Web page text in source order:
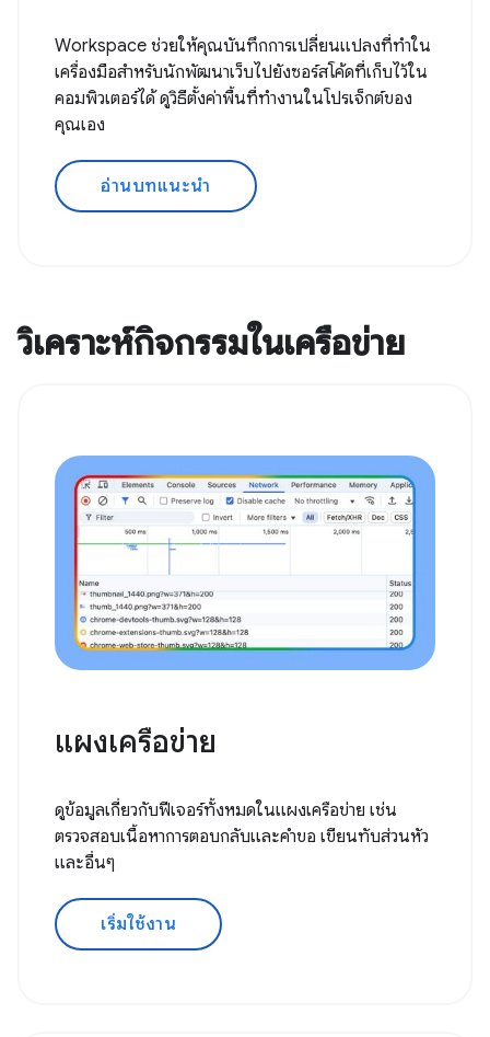
Workspace ช่วยให้คุณบันทึกการเปลี่ยนแปลงที่ทำใน
เครื่องมือสำหรับนักพัฒนาเว็บไปยังซอร์สโค้ดที่เก็บไว้ใน
คอมพิวเตอร์ได้ ดูวิธีตั้งค่าพื้นที่ทํางานในโปรเจ็กต์ของ
คุณเอง
อ่านบทแนะนำ
วิเคราะห์กิจกรรมในเครือข่าย
แผงเครือข่าย
ดูข้อมูลเกี่ยวกับฟีเจอร์ทั้งหมดในแผงเครือข่าย เช่น
ตรวจสอบเนื้อหาการตอบกลับและคำขอ เขียนทับส่วนหัว
และอื่นๆ
เริ่มใช้งาน